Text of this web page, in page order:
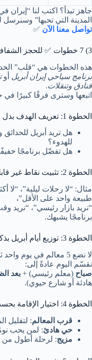
جاهز تبدأ؟ اكتب لنا “إيران
المدينة التي تحبها”
تواصل معنا الآن ✅
3) 7 خطوات ✅ للحجز الشفاف (من أول رسالة حتى خط سير ثابت)
هذه الخطوات هي “قلب”
برنامج سياحي إيران أبريل أو
فنادق وتنقلات.
اتبعها وسترى فرقًا كبيرًا في
الخطوة 1: تعريف الهدف بدل “وين أروح؟” 🎯
هل تريد أبريل للحدائق
للهدوء؟
هل تفضّل برنامجًا
الخطوة 2: تثبيت نقاط غير قابلة للتفاوض 📌
طبيعة واحد على الأقل”،
“نريد بازار رئيسي”، “نريد
برنامجًا يشبهك.
الخطوة 3: توزيع أيام أبريل بذكاء (راحة + تجربة) 🌿
لا نضع 5 معالم في
نقسّم اليوم عادةً إلى:
صباح (معلم رئيسي) + بعد
هادئة أو شارع حيوي).
الخطوة 4: اختيار الإقامة بحسب “نمطك” لا بحسب النجوم فقط 🏨
قرب المعالم: لتقليل
حي هادئ: لمن يحب
مزيج: لرحلة أطول من 7 أيام، نقسم الإقامات لتجربة أكثر اتزانًا.